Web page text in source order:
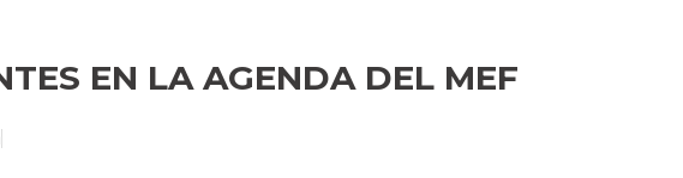
EN LA AGENDA DEL MEF